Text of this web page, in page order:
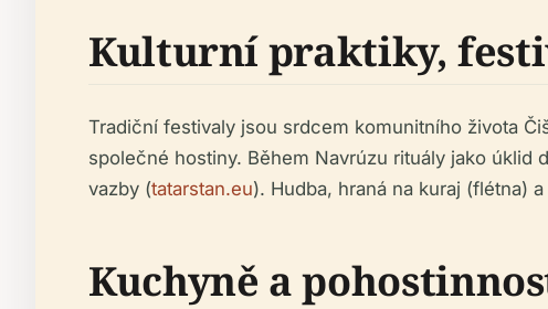
Kulturní praktiky,
Tradiční festivaly jsou srdcem komunitního života
společné hostiny. Během Navrúzu rituály jako
vazby (tatarstan.eu). Hudba, hraná na kuraj (flétna)
Kuchyně a